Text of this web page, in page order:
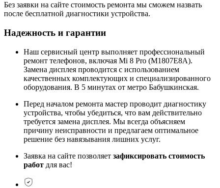
Без заявки на сайте стоимость ремонта мы сможем назвать
после бесплатной диагностики устройства.
Надежность и гарантии
Наш сервисный центр выполняет профессиональный
ремонт телефонов, включая Mi 8 Pro (M1807E8A).
Замена дисплея проводится с использованием
качественных комплектующих и специализированного
оборудования. В 5 минутах от метро Бабушкинская.
Перед началом ремонта мастер проводит диагностику
устройства, чтобы убедиться, что вам действительно
требуется замена дисплея. Мы всегда объясняем
причину неисправности и предлагаем оптимальное
решение без навязывания лишних услуг.
Заявка на сайте позволяет зафиксировать стоимость
работ для вас!